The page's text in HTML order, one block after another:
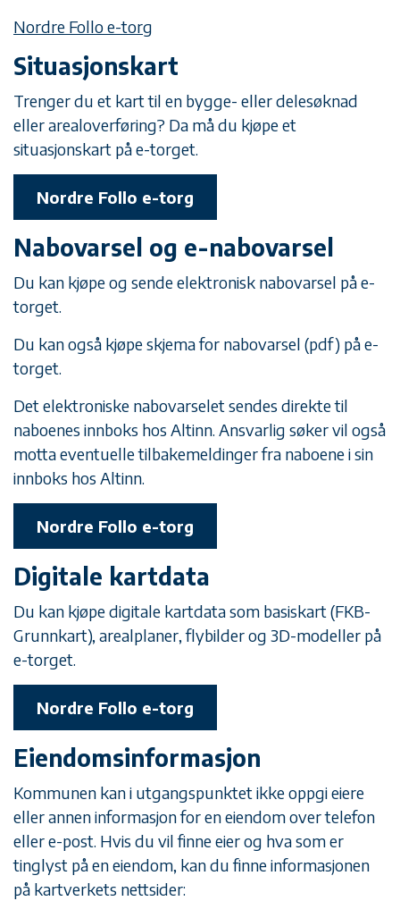
Nordre Follo e-torg
Situasjonskart
Trenger du et kart til en bygge- eller delesøknad
eller arealoverføring? Da må du kjøpe et
situasjonskart på e-torget.
Nordre Follo e-torg
Nabovarsel og e-nabovarsel
Du kan kjøpe og sende elektronisk nabovarsel på e-
torget.
Du kan også kjøpe skjema for nabovarsel (pdf) på e-
torget.
Det elektroniske nabovarselet sendes direkte til
naboenes innboks hos Altinn. Ansvarlig søker vil også
motta eventuelle tilbakemeldinger fra naboene i sin
innboks hos Altinn.
Nordre Follo e-torg
Digitale kartdata
Du kan kjøpe digitale kartdata som basiskart (FKB-
Grunnkart), arealplaner, flybilder og 3D-modeller på
e-torget.
Nordre Follo e-torg
Eiendomsinformasjon
Kommunen kan i utgangspunktet ikke oppgi eiere
eller annen informasjon for en eiendom over telefon
eller e-post. Hvis du vil finne eier og hva som er
tinglyst på en eiendom, kan du finne informasjonen
på kartverkets nettsider: